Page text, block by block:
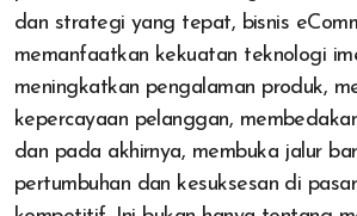
dan strategi yang tepat, bisnis
memanfaatkan kekuatan teknologi
meningkatkan pengalaman produk,
kepercayaan pelanggan,
dan pada akhirnya, membuka jalur
pertumbuhan dan kesuksesan di